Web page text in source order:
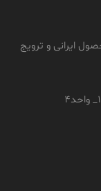
ایرانی و ترویج